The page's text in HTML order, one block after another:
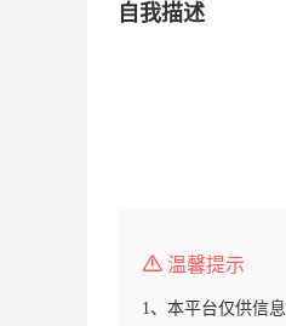
自我描述
温馨提示
1、本平台仅供信